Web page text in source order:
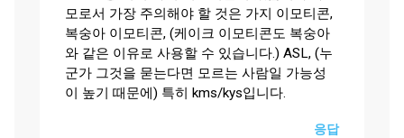
모로서 가장 주의해야 할 것은 가지 이모티콘,
복숭아 이모티콘, (케이크 이모티콘도 복숭아
와 같은 이유로 사용할 수 있습니다.) ASL, (누
군가 그것을 묻는다면 모르는 사람일 가능성
이 높기 때문에) 특히 kms/kys입니다.
응답